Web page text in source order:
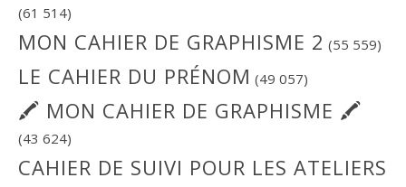
(61 514)
MON CAHIER DE GRAPHISME 2 (55 559)
LE CAHIER DU PRÉNOM (49 057)
🖍 MON CAHIER DE GRAPHISME 🖍
(43 624)
CAHIER DE SUIVI POUR LES ATELIERS